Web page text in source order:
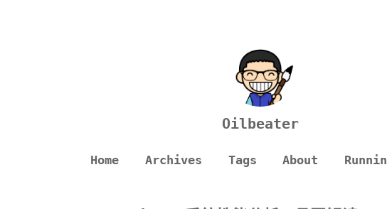
Oilbeater
Home Archives Tags About